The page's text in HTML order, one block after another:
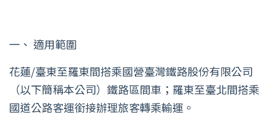
一、 適用範圍
花蓮/臺東至羅東間搭乘國營臺灣鐵路股份有限公司
（以下簡稱本公司）鐵路區間車；羅東至臺北間搭乘
國道公路客運銜接辦理旅客轉乘輸運。